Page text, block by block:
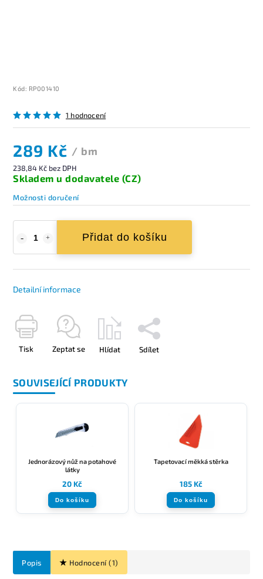
Kód: RP001410
1 hodnocení
289 Kč / bm
238,84 Kč bez DPH
Skladem u dodavatele (CZ)
Možnosti doručení
Přidat do košíku
Detailní informace
Tisk Zeptat se Hlídat Sdílet
SOUVISEJÍCÍ PRODUKTY
Jednorázový nůž na potahové
látky
20 Kč
Do košíku
Tapetovací měkká stěrka
185 Kč
Do košíku
Popis Hodnocení (1)